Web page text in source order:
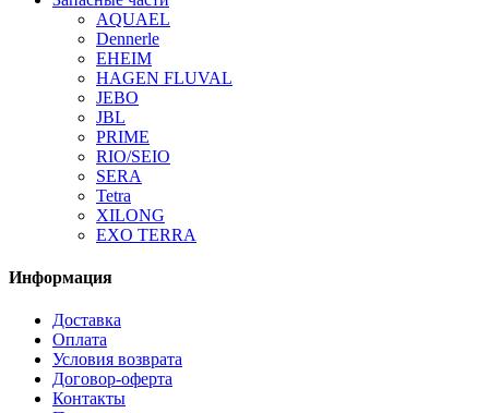
AQUAEL
Dennerle
EHEIM
HAGEN FLUVAL
JEBO
JBL
PRIME
RIO/SEIO
SERA
Tetra
XILONG
EXO TERRA
Информация
Доставка
Оплата
Условия возврата
Договор-оферта
Контакты